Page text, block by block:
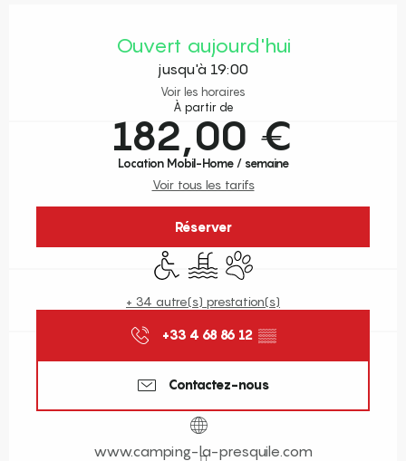
Ouvert aujourd'hui
jusqu'à 19:00
Voir les horaires
À partir de
182,00 €
Location Mobil-Home / semaine
Voir tous les tarifs
Réserver
Accès handicapés
PiscineAnimaux acceptés
+ 34 autre(s) prestation(s)
+33 4 68 86 12 ▒▒
Contactez-nous
www.camping-la-presquile.com